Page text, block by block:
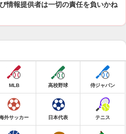
情報提供者は一切の責任を負いかね
MLB 高校野球 侍ジャパン
外サッカー 日本代表 テニス